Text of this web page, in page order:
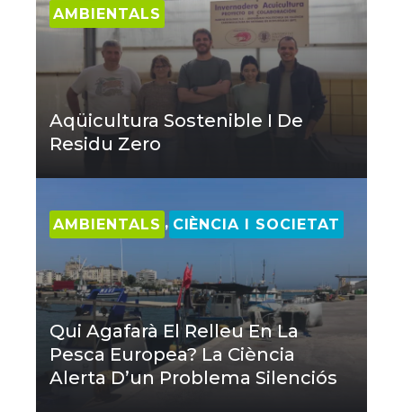
AMBIENTALS
Aqüicultura Sostenible I De
Residu Zero
AMBIENTALS , CIÈNCIA I SOCIETAT
Qui Agafarà El Relleu En La
Pesca Europea? La Ciència
Alerta D’un Problema Silenciós